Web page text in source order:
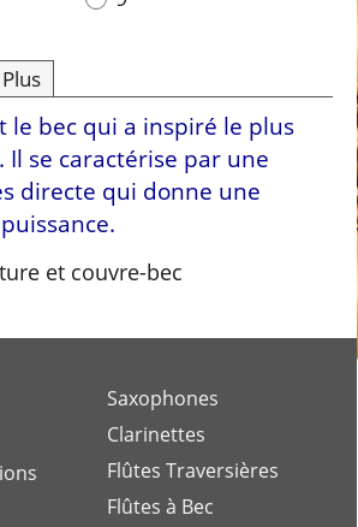
Plus
le bec qui a inspiré le plus
Il se caractérise par une
directe qui donne une
et couvre-bec
Saxophones
Clarinettes
Flûtes Traversières
Flûtes à Bec